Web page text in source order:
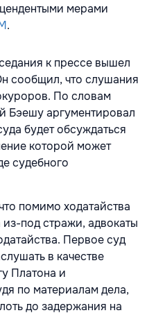
мерами
.
к прессе вышел
сообщил, что слушания
По словам
Бэешу аргументировал
будет обсуждаться
которой может
судебного
помимо ходатайства
под стражи, адвокаты
Первое суд
в качестве
Платона и
по материалам дела,
до задержания на